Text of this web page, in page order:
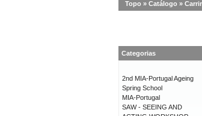
Topo » Catálogo »
Categorias
2nd MIA-Portugal Ageing
Spring School
MIA-Portugal
SAW - SEEING AND